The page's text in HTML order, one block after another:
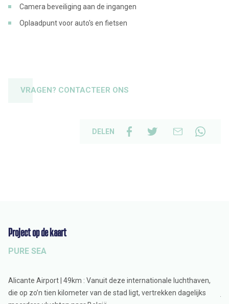
Camera beveiliging aan de ingangen
Oplaadpunt voor auto's en fietsen
VRAGEN? CONTACTEER ONS
DELEN
Project op de kaart
PURE SEA
Alicante Airport | 49km : Vanuit deze internationale luchthaven,
die op zo’n tien kilometer van de stad ligt, vertrekken dagelijks